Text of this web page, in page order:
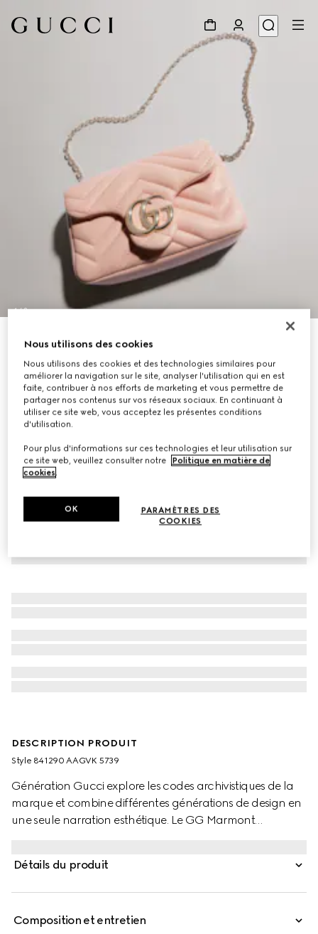
1/8
Mini sac à épaule GG Marmont
Déclinaisonscuir rose clair
DESCRIPTION PRODUIT
Style ‎841290 AAGVK 5739
Génération Gucci explore les codes archivistiques de la
marque et combine différentes générations de design en
une seule narration esthétique. Le GG Marmont
claire.
Détails du produit
Composition et entretien
Nous utilisons des cookies
Nous utilisons des cookies et des technologies similaires pour
améliorer la navigation sur le site, analyser l'utilisation qui en est
faite, contribuer à nos efforts de marketing et vous permettre de
partager nos contenus sur vos réseaux sociaux. En continuant à
utiliser ce site web, vous acceptez les présentes conditions
d'utilisation.
Pour plus d'informations sur ces technologies et leur utilisation sur
ce site web, veuillez consulter notre
Politique en matière de
cookies.
PARAMÈTRES DES
COOKIES
OK